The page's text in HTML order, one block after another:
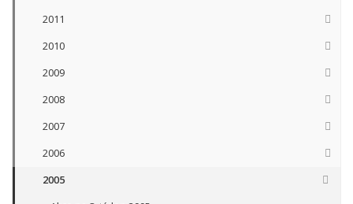
2011
2010
2009
2008
2007
2006
2005